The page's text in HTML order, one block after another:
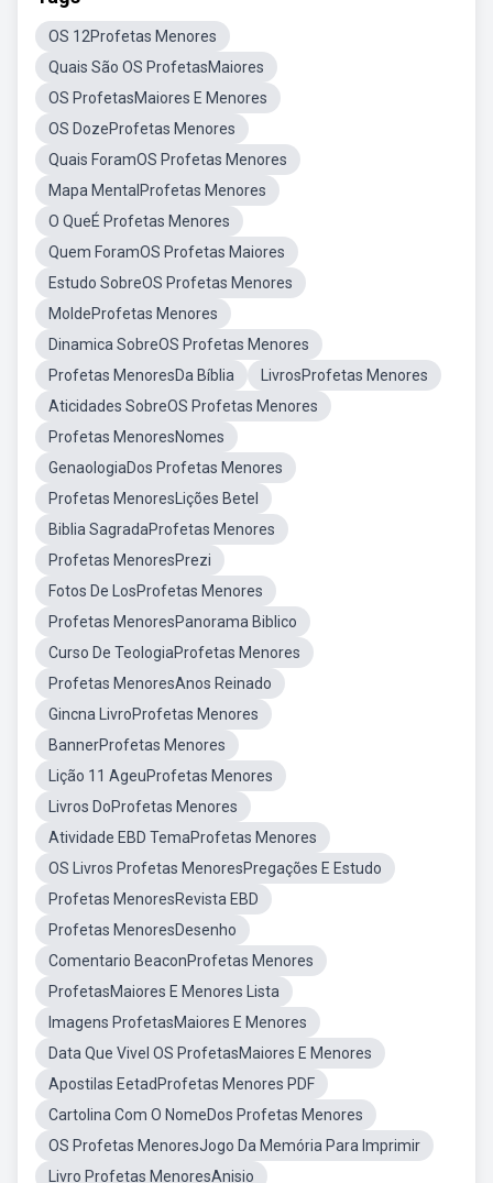
OS 12Profetas Menores
Quais São OS ProfetasMaiores
OS ProfetasMaiores E Menores
OS DozeProfetas Menores
Quais ForamOS Profetas Menores
Mapa MentalProfetas Menores
O QueÉ Profetas Menores
Quem ForamOS Profetas Maiores
Estudo SobreOS Profetas Menores
MoldeProfetas Menores
Dinamica SobreOS Profetas Menores
Profetas MenoresDa Bíblia
LivrosProfetas Menores
Aticidades SobreOS Profetas Menores
Profetas MenoresNomes
GenaologiaDos Profetas Menores
Profetas MenoresLições Betel
Biblia SagradaProfetas Menores
Profetas MenoresPrezi
Fotos De LosProfetas Menores
Profetas MenoresPanorama Biblico
Curso De TeologiaProfetas Menores
Profetas MenoresAnos Reinado
Gincna LivroProfetas Menores
BannerProfetas Menores
Lição 11 AgeuProfetas Menores
Livros DoProfetas Menores
Atividade EBD TemaProfetas Menores
OS Livros Profetas MenoresPregações E Estudo
Profetas MenoresRevista EBD
Profetas MenoresDesenho
Comentario BeaconProfetas Menores
ProfetasMaiores E Menores Lista
Imagens ProfetasMaiores E Menores
Data Que Vivel OS ProfetasMaiores E Menores
Apostilas EetadProfetas Menores PDF
Cartolina Com O NomeDos Profetas Menores
OS Profetas MenoresJogo Da Memória Para Imprimir
Livro Profetas MenoresAnisio